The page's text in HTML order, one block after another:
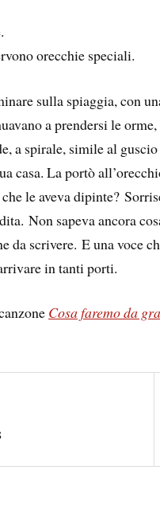
orecchie speciali.
sulla spiaggia, con
a prendersi le
a spirale, simile al
casa. La portò
le aveva dipinte?
Non sapeva ancora
da scrivere. E una voce
in tanti porti.
Cosa faremo da